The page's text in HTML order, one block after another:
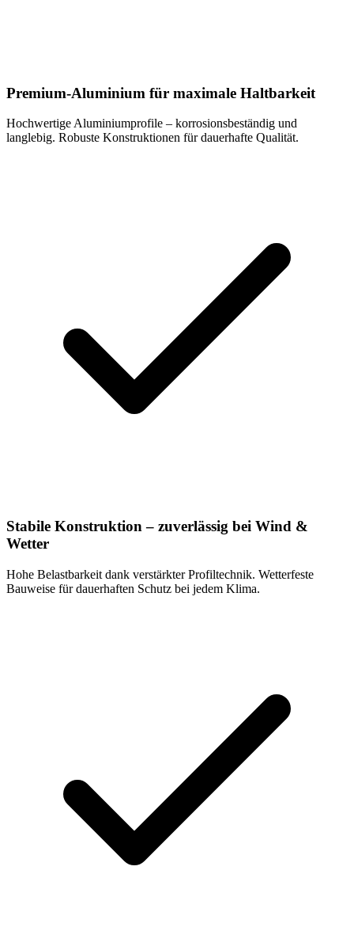
Premium-Aluminium für maximale Haltbarkeit
Hochwertige Aluminiumprofile – korrosionsbeständig und
langlebig. Robuste Konstruktionen für dauerhafte Qualität.
Stabile Konstruktion – zuverlässig bei Wind &
Wetter
Hohe Belastbarkeit dank verstärkter Profiltechnik. Wetterfeste
Bauweise für dauerhaften Schutz bei jedem Klima.